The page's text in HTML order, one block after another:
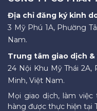
Địa chỉ đăng ký kinh
3 Mỹ Phú 1A, Phường
Nam.
Trung tâm giao dịch &
24 Nội Khu Mỹ Thái 2A,
Minh, Việt Nam.
Mọi giao dịch, làm
hàng được thực hiện tại